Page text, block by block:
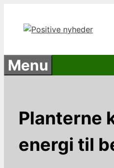
indhold
Menu
Planterne
energi til